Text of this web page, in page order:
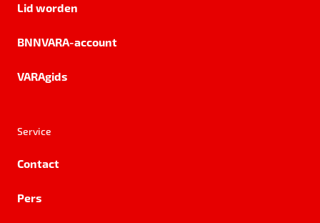
Lid worden
BNNVARA-account
VARAgids
Service
Contact
Pers